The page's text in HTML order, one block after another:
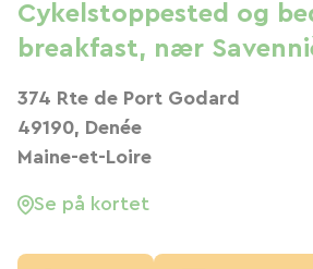
Cykelstoppested og
breakfast, nær
374 Rte de Port Godard
49190, Denée
Maine-et-Loire
Se på kortet